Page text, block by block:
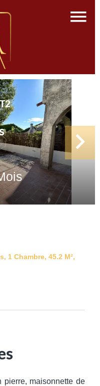
1 Chambre, 45.2 M²,
maisonnette de